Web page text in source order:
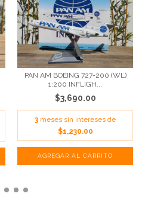
PAN AM BOEING 727-200 (WL)
1:200 INFLIGH...
$3,690.00
3 meses sin intereses de
$1,230.00